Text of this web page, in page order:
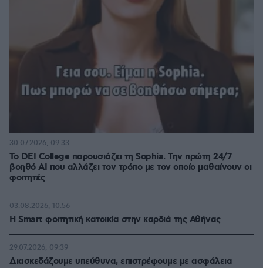
Το DEI College παρουσιάζει τη Sophia. Την πρώτη 24/7
βοηθό AI που αλλάζει τον τρόπο με τον οποίο μαθαίνουν οι
φοιτητές
30.07.2026, 09:33
Η Smart φοιτητική κατοικία στην καρδιά της Αθήνας
03.08.2026, 10:56
Διασκεδάζουμε υπεύθυνα, επιστρέφουμε με ασφάλεια
29.07.2026, 09:39